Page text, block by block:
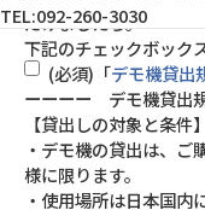
TEL:092-260-3030
だけましたら。
下記のチェックボック
(必須)「デモ機貸出
ーーーー デモ機貸出
【貸出しの対象と条件】
・デモ機の貸出は、ご
様に限ります。
・使用場所は日本国内